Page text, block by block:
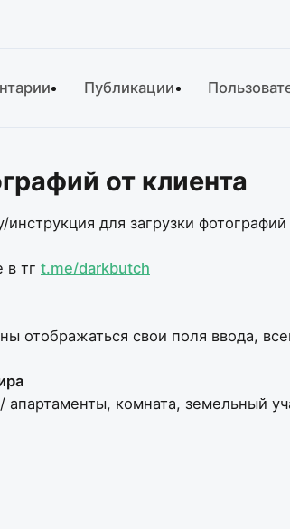
Публикации
от клиента
для загрузки
в тг t.me/darkbutch
отображаться свои поля ввода,
апартаменты, комната, земельный